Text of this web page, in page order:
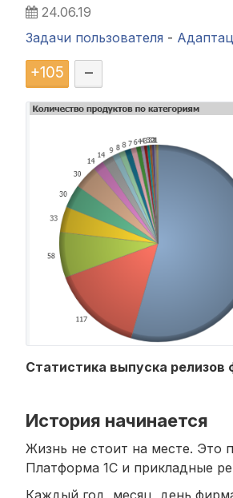
24.06.19
Задачи пользователя -
+105 –
Статистика выпуска
История начинается
Жизнь не стоит на месте. Это
Платформа 1С и прикладные
Каждый год, месяц, день